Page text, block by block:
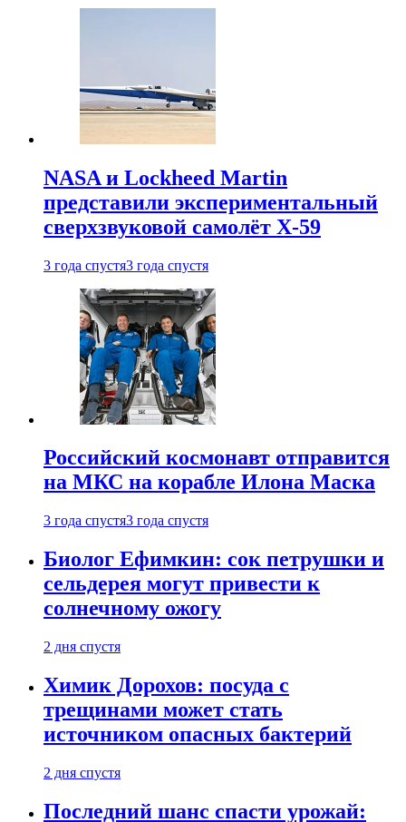
NASA и Lockheed Martin
представили экспериментальный
сверхзвуковой самолёт X-59
3 года спустя3 года спустя
Российский космонавт отправится
на МКС на корабле Илона Маска
3 года спустя3 года спустя
Биолог Ефимкин: сок петрушки и
сельдерея могут привести к
солнечному ожогу
2 дня спустя
Химик Дорохов: посуда с
трещинами может стать
источником опасных бактерий
2 дня спустя
Последний шанс спасти урожай: